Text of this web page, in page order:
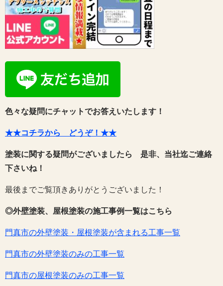
色々な疑問にチャットでお答えいたします！
★★コチラから どうぞ！★★
塗装に関する疑問がございましたら 是非、当社迄ご連絡
下さいね！
最後までご覧頂きありがとうございました！
◎外壁塗装、屋根塗装の施工事例一覧はこちら
門真市の外壁塗装・屋根塗装が含まれる工事一覧
門真市の外壁塗装のみの工事一覧
門真市の屋根塗装のみの工事一覧